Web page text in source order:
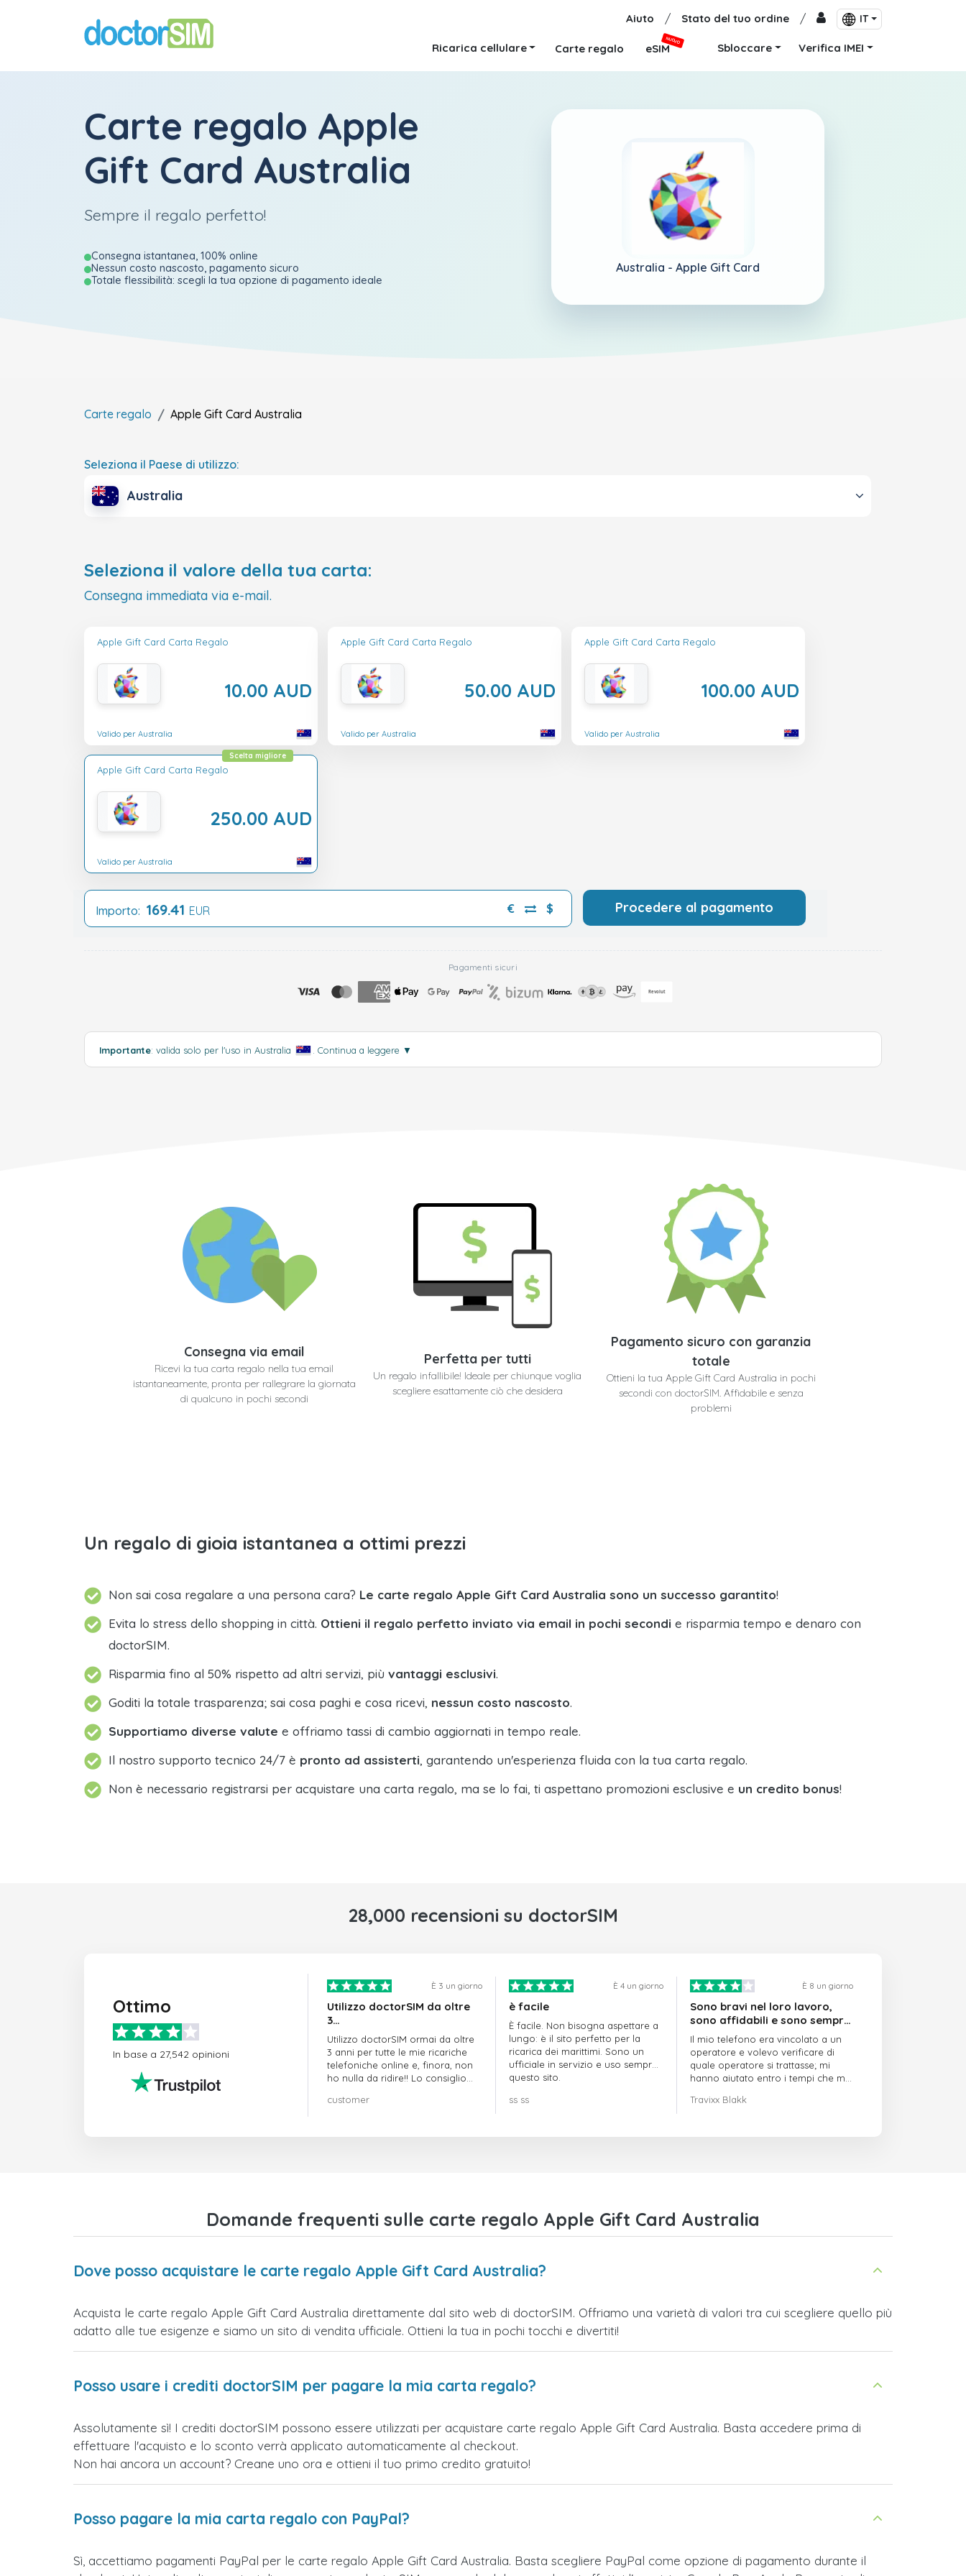
Aiuto / Stato del tuo ordine / IT
Ricarica cellulare Carte regalo eSIM
NUOVO
Sbloccare Verifica IMEI
Carte regalo Apple
Gift Card Australia
Sempre il regalo perfetto!
Consegna istantanea, 100% online
Nessun costo nascosto, pagamento sicuro
Totale flessibilità: scegli la tua opzione di pagamento ideale
Australia - Apple Gift Card
Carte regalo Apple Gift Card Australia
Seleziona il Paese di utilizzo:
Australia
Seleziona il valore della tua carta:
Consegna immediata via e-mail.
Apple Gift Card Carta Regalo
10.00 AUD
Valido per Australia
Apple Gift Card Carta Regalo
50.00 AUD
Valido per Australia
Apple Gift Card Carta Regalo
100.00 AUD
Valido per Australia
Apple Gift Card Carta Regalo
250.00 AUD
Scelta migliore
Valido per Australia
Importo: 169.41 EUR € $ Procedere al pagamento
Pagamenti sicuri
Importante: valida solo per l'uso in Australia . Continua a leggere ▼
Consegna via email
Ricevi la tua carta regalo nella tua email
istantaneamente, pronta per rallegrare la giornata
di qualcuno in pochi secondi
Perfetta per tutti
Un regalo infallibile! Ideale per chiunque voglia
scegliere esattamente ciò che desidera
Pagamento sicuro con garanzia
totale
Ottieni la tua Apple Gift Card Australia in pochi
secondi con doctorSIM. Affidabile e senza
problemi
Un regalo di gioia istantanea a ottimi prezzi
Non sai cosa regalare a una persona cara? Le carte regalo Apple Gift Card Australia sono un successo garantito!
Evita lo stress dello shopping in città. Ottieni il regalo perfetto inviato via email in pochi secondi e risparmia tempo e denaro con
doctorSIM.
Risparmia fino al 50% rispetto ad altri servizi, più vantaggi esclusivi.
Goditi la totale trasparenza; sai cosa paghi e cosa ricevi, nessun costo nascosto.
Supportiamo diverse valute e offriamo tassi di cambio aggiornati in tempo reale.
Il nostro supporto tecnico 24/7 è pronto ad assisterti, garantendo un'esperienza fluida con la tua carta regalo.
Non è necessario registrarsi per acquistare una carta regalo, ma se lo fai, ti aspettano promozioni esclusive e un credito bonus!
28,000 recensioni su doctorSIM
Ottimo
In base a 27,542 opinioni
È 3 un giorno
Utilizzo doctorSIM da oltre
3…
Utilizzo doctorSIM ormai da oltre
3 anni per tutte le mie ricariche
telefoniche online e, finora, non
ho nulla da ridire!! Lo consiglio
customer
È 4 un giorno
è facile
È facile. Non bisogna aspettare a
lungo: è il sito perfetto per la
ricarica dei marittimi. Sono un
ufficiale in servizio e uso sempre
questo sito.
ss ss
È 8 un giorno
Sono bravi nel loro lavoro,
sono affidabili e sono sempre
puntuali
Il mio telefono era vincolato a un
operatore e volevo verificare di
quale operatore si trattasse; mi
hanno aiutato entro i tempi che mi
Travixx Blakk
Domande frequenti sulle carte regalo Apple Gift Card Australia
Dove posso acquistare le carte regalo Apple Gift Card Australia?
Acquista le carte regalo Apple Gift Card Australia direttamente dal sito web di doctorSIM. Offriamo una varietà di valori tra cui scegliere quello più
adatto alle tue esigenze e siamo un sito di vendita ufficiale. Ottieni la tua in pochi tocchi e divertiti!
Posso usare i crediti doctorSIM per pagare la mia carta regalo?
Assolutamente sì! I crediti doctorSIM possono essere utilizzati per acquistare carte regalo Apple Gift Card Australia. Basta accedere prima di
effettuare l'acquisto e lo sconto verrà applicato automaticamente al checkout.
Non hai ancora un account? Creane uno ora e ottieni il tuo primo credito gratuito!
Posso pagare la mia carta regalo con PayPal?
Sì, accettiamo pagamenti PayPal per le carte regalo Apple Gift Card Australia. Basta scegliere PayPal come opzione di pagamento durante il